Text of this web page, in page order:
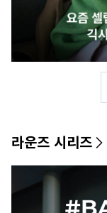
라운즈 시리즈